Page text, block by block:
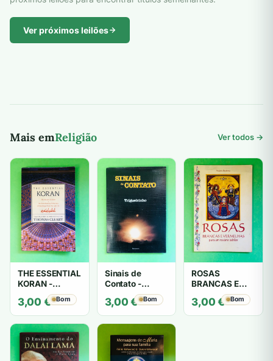
Ver próximos leilões
Mais emReligião Ver todos →
THE ESSENTIAL
KORAN -
THOMAS
CLEARY
3,00 € Bom
Sinais de
Contato -
Trigueirinho
3,00€ Bom
ROSAS
BRANCAS E
VERMELHAS -
António
Barahona
3,00€ Bom